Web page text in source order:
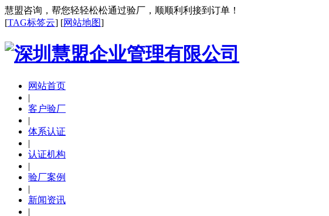
慧盟咨询，帮您轻轻松松通过验厂，顺顺利利接到订单！
[TAG标签云] [网站地图]
网站首页
|
客户验厂
|
体系认证
|
认证机构
|
验厂案例
|
新闻资讯
|